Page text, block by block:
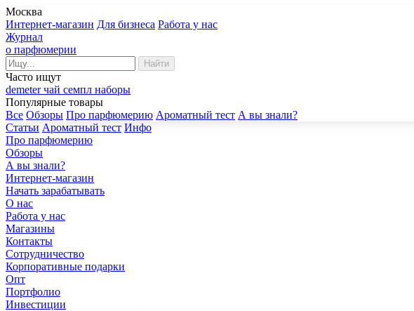
Москва
Интернет-магазин Для бизнеса Работа у нас
Журнал
о парфюмерии
Найти
Часто ищут
demeterчай семпл наборы
Популярные товары
Все Обзоры Про парфюмерию Ароматный тест А вы знали?
Статьи Ароматный тест Инфо
Про парфюмерию
Обзоры
А вы знали?
Интернет-магазин
Начать зарабатывать
О нас
Работа у нас
Магазины
Контакты
Сотрудничество
Корпоративные подарки
Опт
Портфолио
Инвестиции